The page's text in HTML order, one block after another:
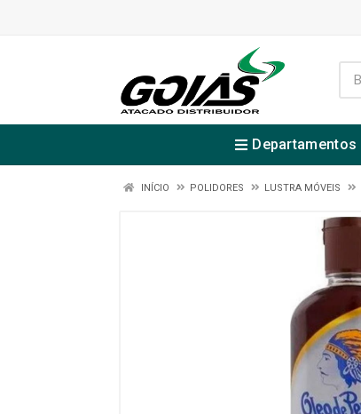
Departamentos
INÍCIO POLIDORES LUSTRA MÓVEIS